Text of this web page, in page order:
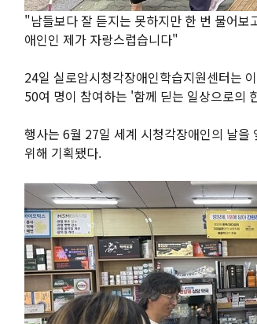
"남들보다 잘 듣지는 못하지만 한 번 물어
애인인 제가 자랑스럽습니다"
24일 실로암시청각장애인학습지원센터는
50여 명이 참여하는 '함께 딛는 일상으로의
행사는 6월 27일 세계 시청각장애인의 날을
위해 기획됐다.